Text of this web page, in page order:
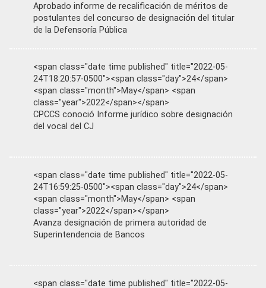
Aprobado informe de recalificación de méritos de
postulantes del concurso de designación del titular
de la Defensoría Pública
<span class="date time published" title="2022-05-
24T18:20:57-0500"><span class="day">24</span>
<span class="month">May</span> <span
class="year">2022</span></span>
CPCCS conoció Informe jurídico sobre designación
del vocal del CJ
<span class="date time published" title="2022-05-
24T16:59:25-0500"><span class="day">24</span>
<span class="month">May</span> <span
class="year">2022</span></span>
Avanza designación de primera autoridad de
Superintendencia de Bancos
<span class="date time published" title="2022-05-